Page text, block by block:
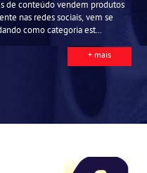
de conteúdo vendem produtos
nas redes sociais, vem se
como categoria est...
+ mais